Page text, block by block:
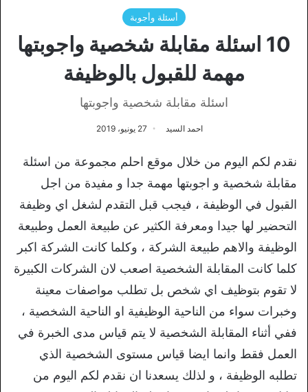
أسئلة وأجوبة
10 اسئلة مقابلة شخصية واجوبتها
مهمة للقبول بالوظيفة
اسئلة مقابلة شخصية واجوبتها
احمد السيد 27 يونيو، 2019
نقدم لكم اليوم من خلال موقع احلم مجموعة من اسئلة
مقابلة شخصية و اجوبتها مهمة جدا و مفيدة من اجل
القبول في الوظيفة ، فيجب قبل التقدم لشغل اي وظيفة
التحضير لها جيدا ومعرفة الكثير عن طبيعة العمل وطبيعة
الوظيفة والاهم طبيعة الشركة ، وكلما كانت الشركة اكبر
كلما كانت المقابلة الشخصية اصعب لان الشركات الكبيرة
لا تقوم بتوظيف اي شخص بل تطلب مواصفات معينة
وخبرات سواء من الناحية الوظيفية او الناحية الشخصية ،
ففي أثناء المقابلة الشخصية لا يتم قياس مدى الخبرة في
العمل فقط وانما ايضا قياس مستوى الشخصية الذي
تطلبه الوظيفة ، و لذلك يسعدنا ان نقدم لكم اليوم من